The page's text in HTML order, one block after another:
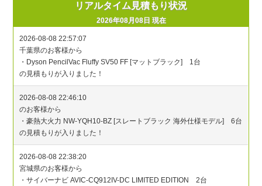
リアルタイム見積もり状況
2026年08月08日 現在